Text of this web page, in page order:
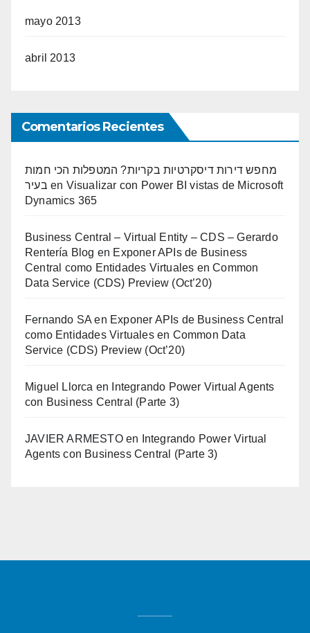
mayo 2013
abril 2013
Comentarios Recientes
מחפש דירות דיסקרטיות בקריות? המטפלות הכי חמות
בעיר en Visualizar con Power BI vistas de Microsoft
Dynamics 365
Business Central – Virtual Entity – CDS – Gerardo
Rentería Blog en Exponer APIs de Business
Central como Entidades Virtuales en Common
Data Service (CDS) Preview (Oct’20)
Fernando SA en Exponer APIs de Business Central
como Entidades Virtuales en Common Data
Service (CDS) Preview (Oct’20)
Miguel Llorca en
Integrando Power Virtual Agents
con Business Central (Parte 3)
JAVIER ARMESTOen
Integrando Power Virtual
Agents con Business Central (Parte 3)